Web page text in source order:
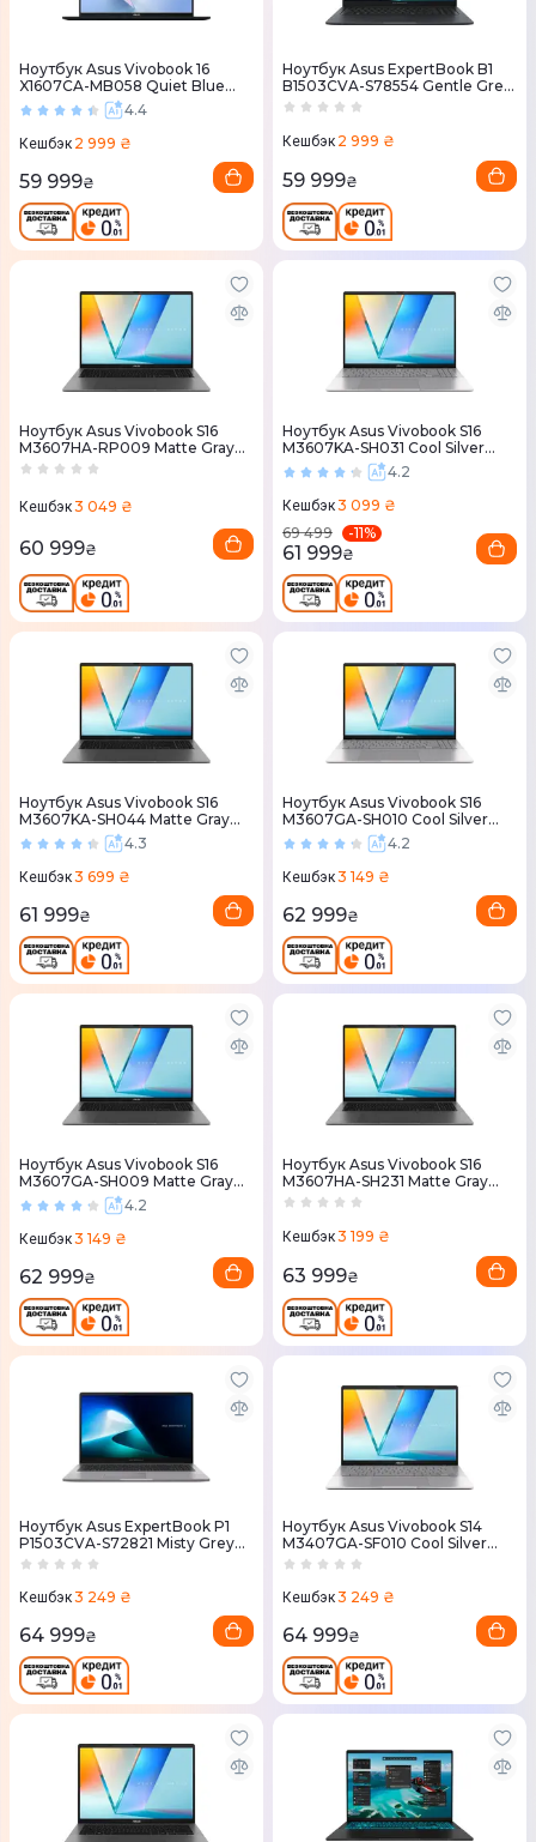
Ноутбук Asus Vivobook 16
X1607CA-MB058 Quiet Blue
(90NB15A1-M0066)
4.4
Кешбэк 2 999 ₴
59 999₴
Ноутбук Asus ExpertBook B1
B1503CVA-S78554 Gentle Grey
(90NX0801-M09SN0)
Кешбэк 2 999 ₴
59 999₴
Ноутбук Asus Vivobook S16
M3607HA-RP009 Matte Gray
(90NB16F1-M000H0)
Кешбэк3 049 ₴
60 999₴
Ноутбук Asus Vivobook S16
M3607KA-SH031 Cool Silver
(90NB16T2-M00290)
4.2
Кешбэк3 099 ₴
69 499
-11%
61 999₴
Ноутбук Asus Vivobook S16
M3607KA-SH044 Matte Gray
(90NB16T1-M00280)
4.3
Кешбэк3 699 ₴
61 999₴
Ноутбук Asus Vivobook S16
M3607GA-SH010 Cool Silver
(90NB17M2-M000B0)
4.2
Кешбэк3 149 ₴
62 999₴
Ноутбук Asus Vivobook S16
M3607GA-SH009 Matte Gray
(90NB17M1-M000A0)
4.2
Кешбэк3 149 ₴
62 999₴
Ноутбук Asus Vivobook S16
M3607HA-SH231 Matte Gray
(90NB16F1-M00JJ0)
Кешбэк3 199 ₴
63 999₴
Ноутбук Asus ExpertBook P1
P1503CVA-S72821 Misty Grey
(90NX0881-M037R0)
Кешбэк3 249 ₴
64 999₴
Ноутбук Asus Vivobook S14
M3407GA-SF010 Cool Silver
(90NB17L2-M000A0)
Кешбэк3 249 ₴
64 999₴